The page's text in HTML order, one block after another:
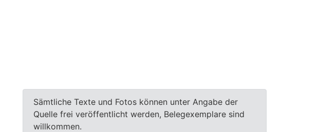
Sämtliche Texte und Fotos können unter Angabe der
Quelle frei veröffentlicht werden, Belegexemplare sind
willkommen.